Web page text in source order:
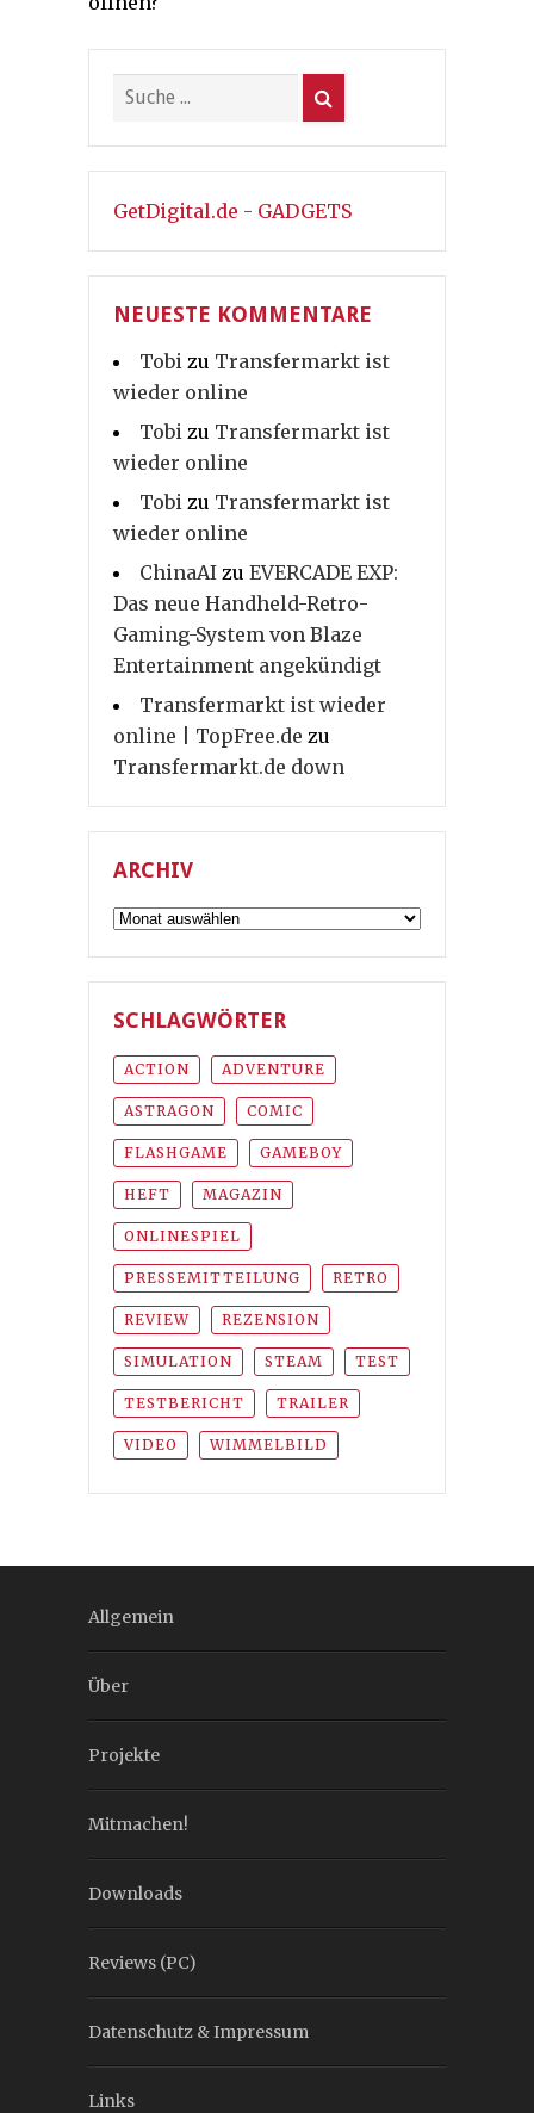
GetDigital.de - GADGETS
NEUESTE KOMMENTARE
Tobi zu Transfermarkt ist
wieder online
Tobi zu Transfermarkt ist
wieder online
Tobi zu Transfermarkt ist
wieder online
ChinaAI zu EVERCADE EXP:
Das neue Handheld-Retro-
Gaming-System von Blaze
Entertainment angekündigt
Transfermarkt ist wieder
online | TopFree.de zu
Transfermarkt.de down
ARCHIV
Archiv
SCHLAGWÖRTER
ACTION ADVENTURE
ASTRAGON COMIC
FLASHGAME GAMEBOY
HEFT MAGAZIN
ONLINESPIEL
PRESSEMITTEILUNG RETRO
REVIEW REZENSION
SIMULATION STEAM TEST
TESTBERICHT TRAILER
VIDEO WIMMELBILD
Allgemein
Über
Projekte
Mitmachen!
Downloads
Reviews (PC)
Datenschutz & Impressum
Links